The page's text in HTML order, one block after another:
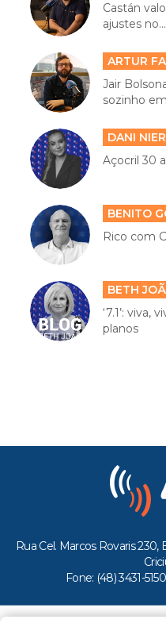
Castán
ajustes no...
ARTUR
Jair
sozinho
DANI
Açocril 30
BENITO
Rico com
BETH
‘7.1’: viva,
planos
Rua Cel. Marcos Rovaris 230,
Fone: (48) 3431-